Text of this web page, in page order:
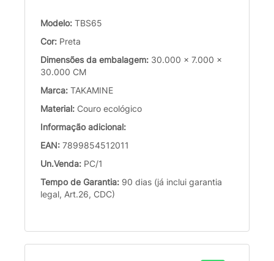
Modelo: TBS65
Cor: Preta
Dimensões da embalagem: 30.000 x 7.000 x
30.000 CM
Marca: TAKAMINE
Material: Couro ecológico
Informação adicional:
EAN: 7899854512011
Un.Venda: PC/1
Tempo de Garantia: 90 dias (já inclui garantia
legal, Art.26, CDC)